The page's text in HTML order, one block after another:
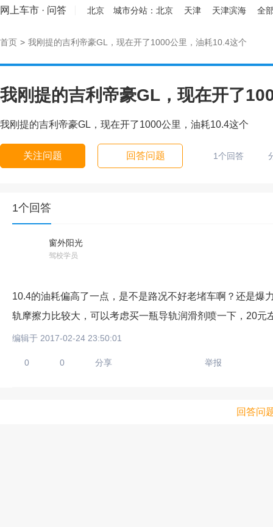
网上车市 · 问答 北京 城市分站： 北京 天津 天津滨海 全
首页 > 我刚提的吉利帝豪GL，现在开了1000公里，油耗10.4这个
我刚提的吉利帝豪GL，现在开了
我刚提的吉利帝豪GL，现在开了1000公里，油耗10.4这个
关注问题 回答问题 1个回答
1个回答
窗外阳光
驾校学员
10.4的油耗偏高了一点，是不是路况不好老堵车啊？还是爆
轨摩擦力比较大，可以考虑买一瓶导轨润滑剂喷一下，20元
编辑于 2017-02-24 23:50:01
0 0 分享 举报
回答问